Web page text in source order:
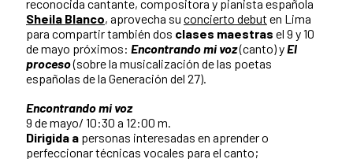
reconocida cantante, compositora y pianista española
Sheila Blanco, aprovecha su concierto debut en Lima
para compartir también dos clases maestras el 9 y 10
de mayo próximos: Encontrando mi voz(canto) yEl
proceso(sobre la musicalización de las poetas
españolas de la Generación del 27).
Encontrando mi voz
9 de mayo/ 10:30 a 12:00 m.
Dirigida a personas interesadas en aprender o
perfeccionar técnicas vocales para el canto;